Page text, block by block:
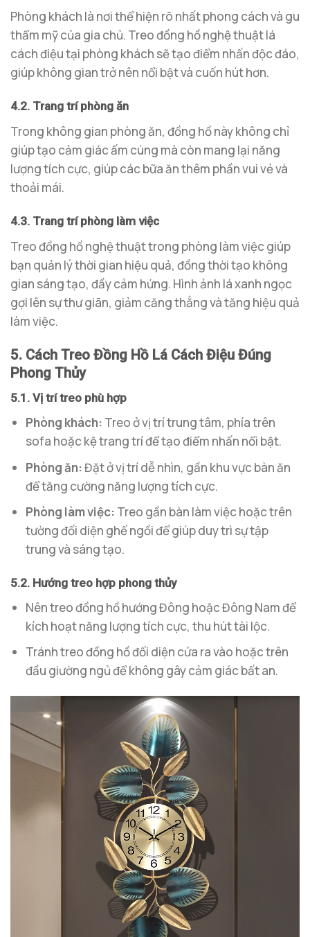
Phòng khách là nơi thể hiện rõ nhất phong cách và gu
thẩm mỹ của gia chủ. Treo đồng hồ nghệ thuật lá
cách điệu tại phòng khách sẽ tạo điểm nhấn độc đáo,
giúp không gian trở nên nổi bật và cuốn hút hơn.
4.2. Trang trí phòng ăn
Trong không gian phòng ăn, đồng hồ này không chỉ
giúp tạo cảm giác ấm cúng mà còn mang lại năng
lượng tích cực, giúp các bữa ăn thêm phần vui vẻ và
thoải mái.
4.3. Trang trí phòng làm việc
Treo đồng hồ nghệ thuật trong phòng làm việc giúp
bạn quản lý thời gian hiệu quả, đồng thời tạo không
gian sáng tạo, đầy cảm hứng. Hình ảnh lá xanh ngọc
gợi lên sự thư giãn, giảm căng thẳng và tăng hiệu quả
làm việc.
5. Cách Treo Đồng Hồ Lá Cách Điệu Đúng
Phong Thủy
5.1. Vị trí treo phù hợp
Phòng khách: Treo ở vị trí trung tâm, phía trên
sofa hoặc kệ trang trí để tạo điểm nhấn nổi bật.
Phòng ăn:Đặt ở vị trí dễ nhìn, gần khu vực bàn ăn
để tăng cường năng lượng tích cực.
Phòng làm việc: Treo gần bàn làm việc hoặc trên
tường đối diện ghế ngồi để giúp duy trì sự tập
trung và sáng tạo.
5.2. Hướng treo hợp phong thủy
Nên treo đồng hồ hướng Đông hoặc Đông Nam để
kích hoạt năng lượng tích cực, thu hút tài lộc.
Tránh treo đồng hồ đối diện cửa ra vào hoặc trên
đầu giường ngủ để không gây cảm giác bất an.